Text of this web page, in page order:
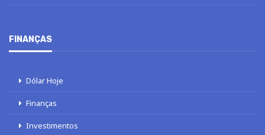
FINANÇAS
Dólar Hoje
Finanças
Investimentos